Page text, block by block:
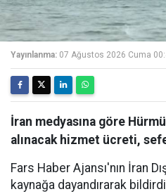
Yayınlanma: 07 Ağustos 2026 Cuma
İran medyasına göre
alınacak hizmet ücreti,
Fars Haber Ajansı'nın İran
kaynağa dayandırarak